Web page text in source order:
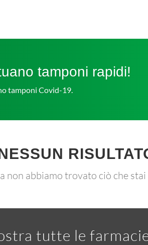
tamponi rapidi!
tamponi Covid-19.
non abbiamo trovato ciò che
tutte le